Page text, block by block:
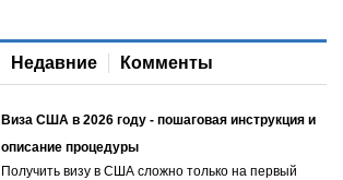
Недавние Комменты
Виза США в 2026 году - пошаговая инструкция и
описание процедуры
Получить визу в США сложно только на первый